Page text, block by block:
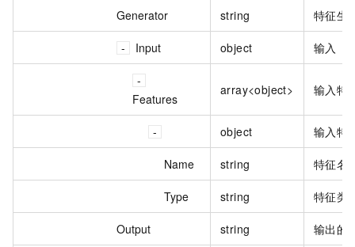
Generator string 特征生
Input object 输入
Features
array<object> 输入特
object 输入特
Name string 特征名
Type string 特征类
Output string 输出的